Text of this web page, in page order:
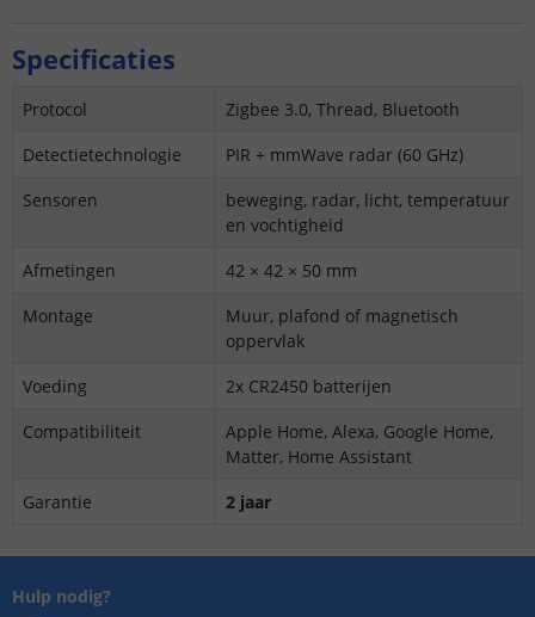
Specificaties
Protocol
Zigbee 3.0, Thread, Bluetooth
Detectietechnologie
PIR + mmWave radar (60 GHz)
Sensoren
beweging, radar, licht, temperatuur
en vochtigheid
Afmetingen
42 × 42 × 50 mm
Montage
Muur, plafond of magnetisch
oppervlak
Voeding
2x CR2450 batterijen
Compatibiliteit
Apple Home, Alexa, Google Home,
Matter, Home Assistant
Garantie
2 jaar
Hulp nodig?